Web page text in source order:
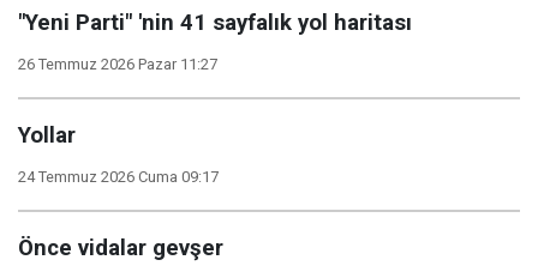
"Yeni Parti" 'nin 41 sayfalık yol haritası
26 Temmuz 2026 Pazar 11:27
Yollar
24 Temmuz 2026 Cuma 09:17
Önce vidalar gevşer